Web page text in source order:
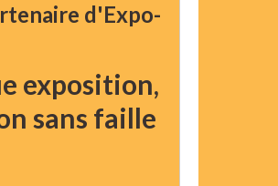
d'Expo-
exposition,
sans faille